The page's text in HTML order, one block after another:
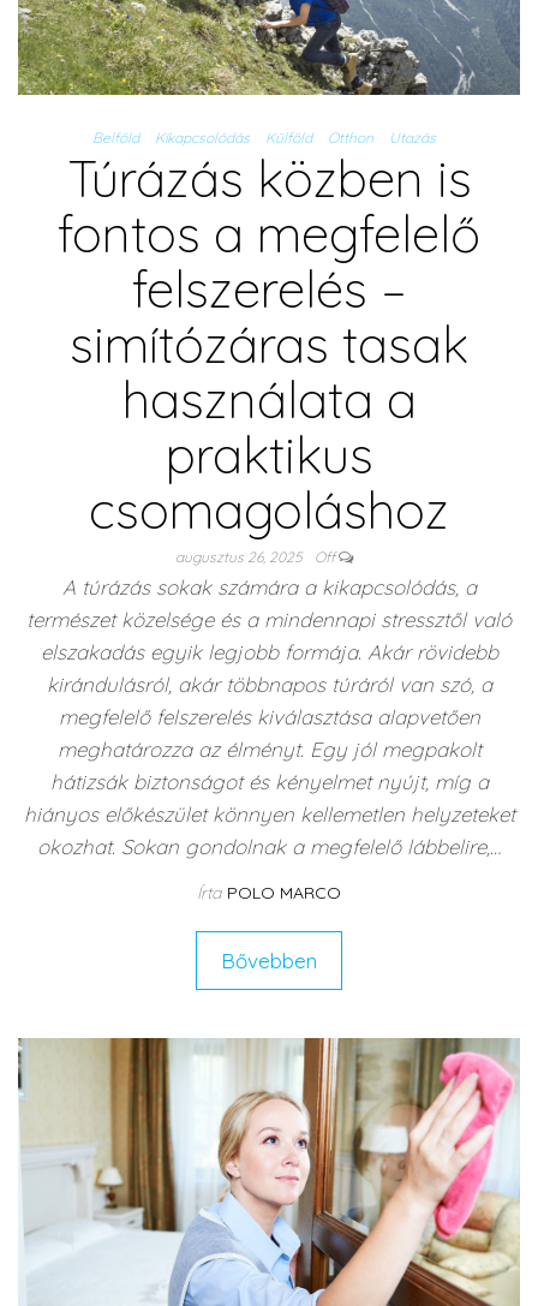
Belföld Kikapcsolódás Külföld Otthon Utazás
Túrázás közben is
fontos a megfelelő
felszerelés –
simítózáras tasak
használata a
praktikus
csomagoláshoz
augusztus 26, 2025 Off
A túrázás sokak számára a kikapcsolódás, a
természet közelsége és a mindennapi stressztől való
elszakadás egyik legjobb formája. Akár rövidebb
kirándulásról, akár többnapos túráról van szó, a
megfelelő felszerelés kiválasztása alapvetően
meghatározza az élményt. Egy jól megpakolt
hátizsák biztonságot és kényelmet nyújt, míg a
hiányos előkészület könnyen kellemetlen helyzeteket
okozhat. Sokan gondolnak a megfelelő lábbelire,…
Írta POLO MARCO
Bővebben